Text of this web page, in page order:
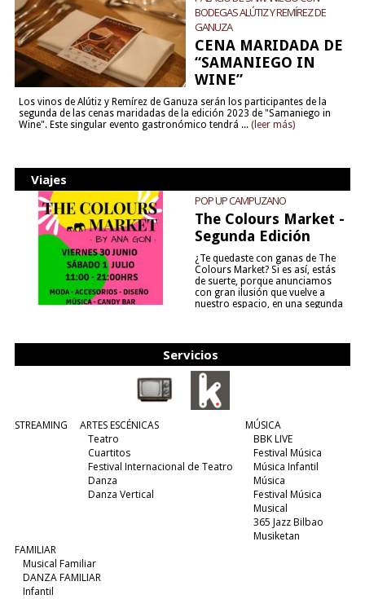
BODEGAS ALÚTIZ Y REMÍREZ DE
GANUZA
CENA MARIDADA DE
“SAMANIEGO IN
WINE”
Los vinos de Alútiz y Remírez de Ganuza serán los participantes de la
segunda de las cenas maridadas de la edición 2023 de "Samaniego in
Wine". Este singular evento gastronómico tendrá ... (leer más)
Viajes
POP UP CAMPUZANO
The Colours Market -
Segunda Edición
¿Te quedaste con ganas de The
Colours Market? Si es así, estás
de suerte, porque anunciamos
con gran ilusión que vuelve a
nuestro espacio, en una segunda
Servicios
STREAMING
ARTES ESCÉNICAS
Teatro
Cuartitos
Festival Internacional de Teatro
Danza
Danza Vertical
MÚSICA
BBK LIVE
Festival Música
Música Infantil
Música
Festival Música
Musical
365 Jazz Bilbao
Musiketan
FAMILIAR
Musical Familiar
DANZA FAMILIAR
Infantil